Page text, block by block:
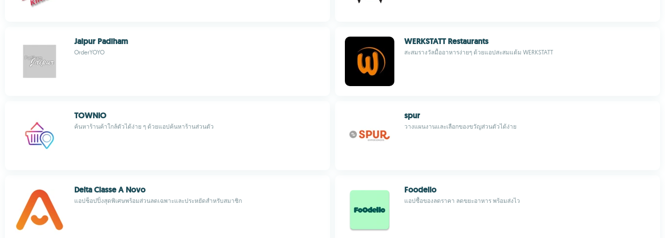
Jaipur Padiham
OrderYOYO
WERKSTATT Restaurants
สะสมรางวัลมื้ออาหารง่ายๆ ด้วยแอปสะสมแต้ม WERKSTATT
TOWNIO
ค้นหาร้านค้าใกล้ตัวได้ง่าย ๆ ด้วยแอปค้นหาร้านส่วนตัว
spur
วางแผนงานและเลือกของขวัญส่วนตัวได้ง่าย
Delta Classe A Novo
แอปช็อปปิ้งสุดพิเศษพร้อมส่วนลดเฉพาะและประหยัดสำหรับสมาชิก
Foodello
แอปซื้อของลดราคา ลดขยะอาหาร พร้อมส่งไว